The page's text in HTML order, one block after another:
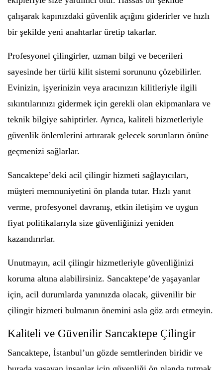
çalışarak kapınızdaki güvenlik açığını giderirler ve hızlı
bir şekilde yeni anahtarlar üretip takarlar.
Profesyonel çilingirler, uzman bilgi ve becerileri
sayesinde her türlü kilit sistemi sorununu çözebilirler.
Evinizin, işyerinizin veya aracınızın kilitleriyle ilgili
sıkıntılarınızı gidermek için gerekli olan ekipmanlara ve
teknik bilgiye sahiptirler. Ayrıca, kaliteli hizmetleriyle
güvenlik önlemlerini artırarak gelecek sorunların önüne
geçmenizi sağlarlar.
Sancaktepe’deki acil çilingir hizmeti sağlayıcıları,
müşteri memnuniyetini ön planda tutar. Hızlı yanıt
verme, profesyonel davranış, etkin iletişim ve uygun
fiyat politikalarıyla size güvenliğinizi yeniden
kazandırırlar.
Unutmayın, acil çilingir hizmetleriyle güvenliğinizi
koruma altına alabilirsiniz. Sancaktepe’de yaşayanlar
için, acil durumlarda yanınızda olacak, güvenilir bir
çilingir hizmeti bulmanın önemini asla göz ardı etmeyin.
Kaliteli ve Güvenilir Sancaktepe Çilingir
Sancaktepe, İstanbul’un gözde semtlerinden biridir ve